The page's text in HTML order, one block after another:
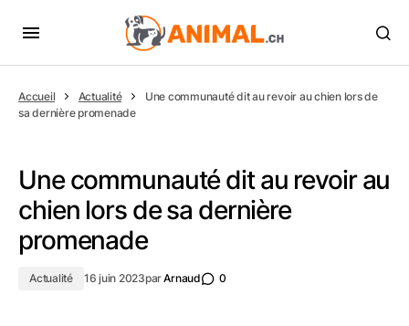
Accueil Actualité
Une communauté dit au revoir au chien lors de
sa dernière promenade
Une communauté dit au revoir au
chien lors de sa dernière
promenade
Actualité 16 juin 2023parArnaud 0